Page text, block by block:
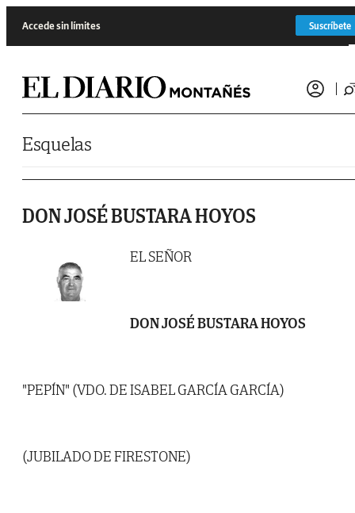
Accede sin límites Suscríbete
Esquelas
DON JOSÉ BUSTARA HOYOS
EL SEÑOR
DON JOSÉ BUSTARA HOYOS
"PEPÍN" (VDO. DE ISABEL GARCÍA GARCÍA)
(JUBILADO DE FIRESTONE)